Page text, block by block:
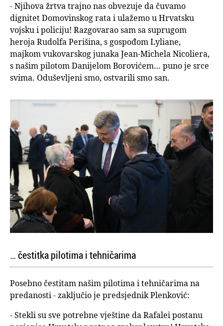
- Njihova žrtva trajno nas obvezuje da čuvamo
dignitet Domovinskog rata i ulažemo u Hrvatsku
vojsku i policiju! Razgovarao sam sa suprugom
heroja Rudolfa Perišina, s gospođom Lyliane,
majkom vukovarskog junaka Jean-Michela Nicoliera,
s našim pilotom Danijelom Borovićem… puno je srce
svima. Oduševljeni smo, ostvarili smo san.
… čestitka pilotima i tehničarima
Posebno čestitam našim pilotima i tehničarima na
predanosti - zaključio je predsjednik Plenković:
- Stekli su sve potrebne vještine da Rafalei postanu